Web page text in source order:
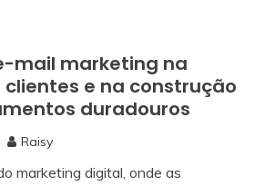
mail marketing na
e na construção
duradouros
Raisy
marketing digital, onde as